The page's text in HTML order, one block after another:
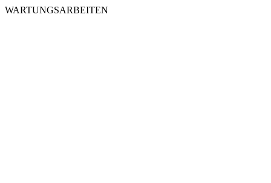
WARTUNGSARBEITEN